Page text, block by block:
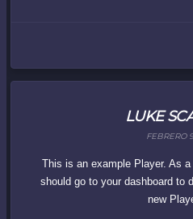
LUKE
FEBRERO
This is an example Player. As
should go to your dashboard to
new